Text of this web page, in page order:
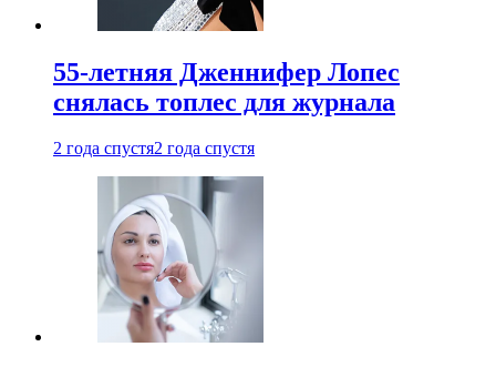
55-летняя Дженнифер Лопес
снялась топлес для журнала
2 года спустя2 года спустя